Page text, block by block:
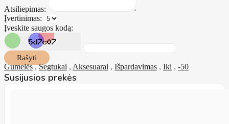
Atsiliepimas:
Įvertinimas:
Įveskite saugos kodą:
Rašyti
Gumelės,Segtukai , Aksesuarai , Išpardavimas , Iki , -50
Susijusios prekės